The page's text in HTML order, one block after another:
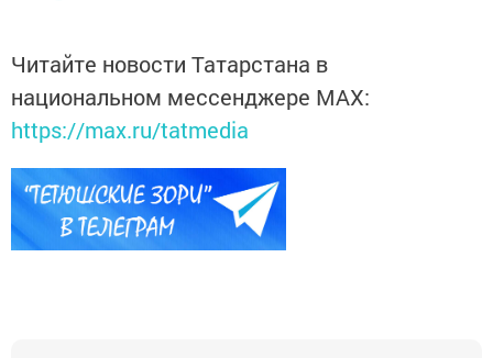
Читайте новости Татарстана в
национальном мессенджере MАХ:
https://max.ru/tatmedia